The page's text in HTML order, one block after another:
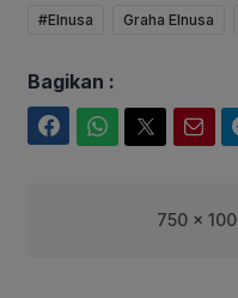
#Elnusa Graha Elnusa
Bagikan :
750 x 100